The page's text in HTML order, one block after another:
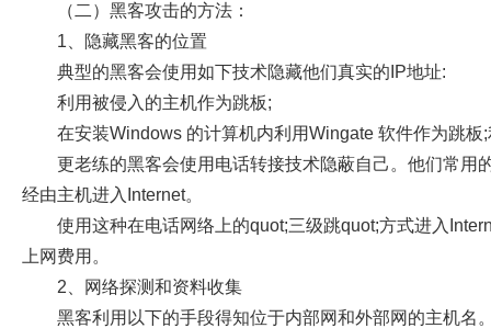
（二）黑客攻击的方法：
1 、隐藏黑客的位置
典型的黑客会使用如下技术隐藏他们真实的 IP地址:
利用被侵入的主机作为跳板;
在安装Windows 的计算机内利用Wingate 软件作为跳板;
更老练的黑客会使用电话转接技术隐蔽自己。他们常用
经由主机进入 Internet。
使用这种在电话网络上的quot;三级跳quot;方式进入
上网费用。
2 、网络探测和资料收集
黑客利用以下的手段得知位于内部网和外部网的主机名